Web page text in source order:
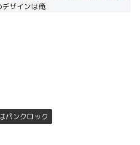
デザインは俺
パンクロック